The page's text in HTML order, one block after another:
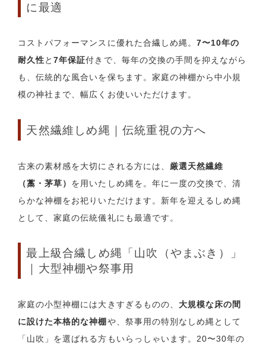
に最適
コストパフォーマンスに優れた合繊しめ縄。7〜10年の
耐久性と7年保証付きで、毎年の交換の手間を抑えながら
も、伝統的な風合いを保ちます。家庭の神棚から中小規
模の神社まで、幅広くお使いいただけます。
天然繊維しめ縄｜伝統重視の方へ
古来の素材感を大切にされる方には、 厳選天然繊維
（藁・茅草） を用いたしめ縄を。年に一度の交換で、清
らかな神棚をお祀りいただけます。新年を迎えるしめ縄
として、家庭の伝統儀礼にも最適です。
最上級合繊しめ縄「山吹（やまぶき）」
｜大型神棚や祭事用
家庭の小型神棚には大きすぎるものの、 大規模な床の間
に設けた本格的な神棚 や、祭事用の特別なしめ縄として
「山吹」を選ばれる方もいらっしゃいます。20〜30年の